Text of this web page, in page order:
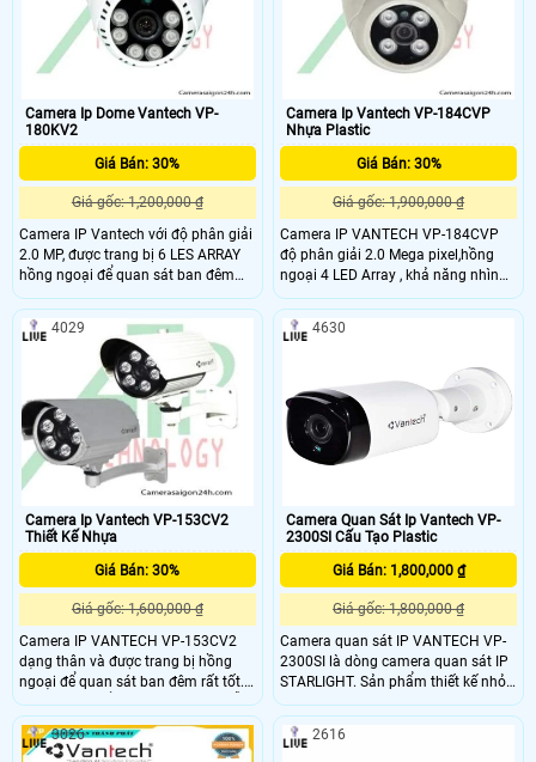
bệnh viện, ….
Camera Ip Dome Vantech VP-
180KV2
Giá Bán: 30%
Giá gốc: 1,200,000 ₫
Camera IP Vantech với độ phân giải
2.0 MP, được trang bị 6 LES ARRAY
hồng ngoại để quan sát ban đêm
rất tốt lên đến 30m, chức năng
chuẩn Onvif dễ dàng lắp đặt và sử
dụng, phần mềm thân thiện.
Camera Ip Vantech VP-184CVP
Nhựa Plastic
Giá Bán: 30%
Giá gốc: 1,900,000 ₫
Camera IP VANTECH VP-184CVP
độ phân giải 2.0 Mega pixel,hồng
ngoại 4 LED Array , khả năng nhìn
ban đêm lên tới 40m. VANTECH VP-
184C dễ dàng lắp đặt và sử dụng,
phần mềm thân thiện.
Camera Ip Vantech VP-153CV2
Thiết Kế Nhựa
Giá Bán: 30%
Giá gốc: 1,600,000 ₫
Camera IP VANTECH VP-153CV2
dạng thân và được trang bị hồng
ngoại để quan sát ban đêm rất tốt.
Camera có kiểu dáng đẹp mắt, mẫu
mã sang trọng, sản phẩm có độ ổn
định cao
4029
Camera Quan Sát Ip Vantech VP-
2300SI Cấu Tạo Plastic
Giá Bán: 1,800,000 ₫
Giá gốc: 1,800,000 ₫
Camera quan sát IP VANTECH VP-
2300SI là dòng camera quan sát IP
STARLIGHT. Sản phẩm thiết kế nhỏ
gọn chắc chắn. Camera sủ dụng
cảm biến hình ảnh 2.0 Megapixel ,
có hỗ trợ công nghệ lưu trũ hình ảnh
4630
3026 2616